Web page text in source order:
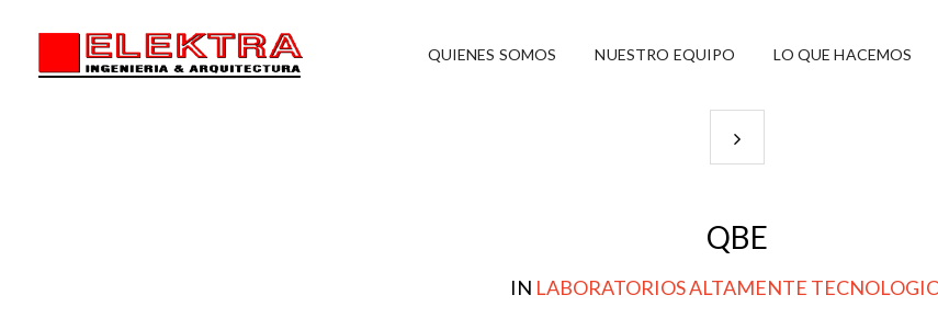
QUIENES SOMOS NUESTRO EQUIPO LO QUE HACEMOS
QBE
IN LABORATORIOS ALTAMENTE